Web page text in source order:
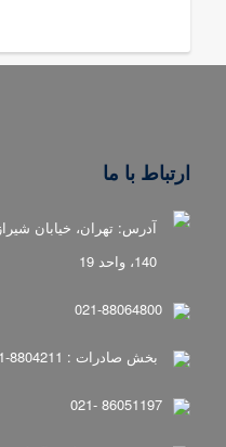
ارتباط با ما
آدرس: تهران، خیابان
140، واحد 19
021-88064800
بخش صادرات : 8804211-021 (داخلی 212)
86051197 -021